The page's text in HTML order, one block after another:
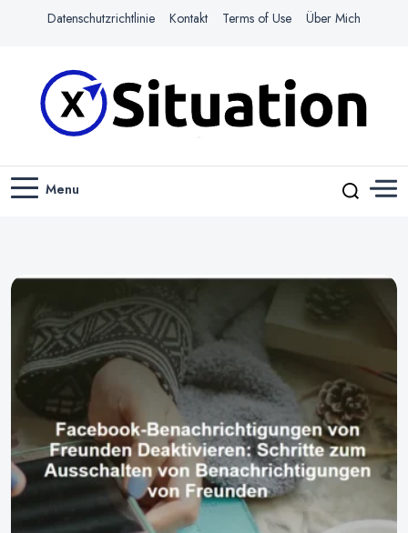
Datenschutzrichtlinie Kontakt Terms of Use Über Mich
X-SITUATION
Menu